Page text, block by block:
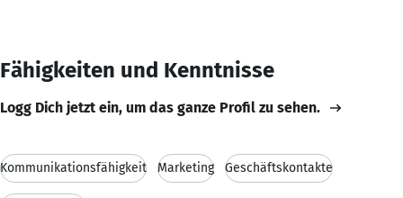
Fähigkeiten und Kenntnisse
Logg Dich jetzt ein, um das ganze Profil zu sehen.
Kommunikationsfähigkeit Marketing Geschäftskontakte